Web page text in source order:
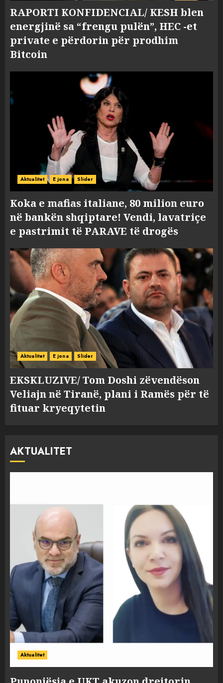
RAPORTI KONFIDENCIAL/ KESH blen
energjinë sa “frengu pulën”, HEC -et
private e përdorin për prodhim
Bitcoin
Aktualitet E jona Slider
Koka e mafias italiane, 80 milion euro
në bankën shqiptare! Vendi, lavatriçe
e pastrimit të PARAVE të drogës
Aktualitet E jona Slider
EKSKLUZIVE/ Tom Doshi zëvendëson
Veliajn në Tiranë, plani i Ramës për të
fituar kryeqytetin
AKTUALITET
Aktualitet